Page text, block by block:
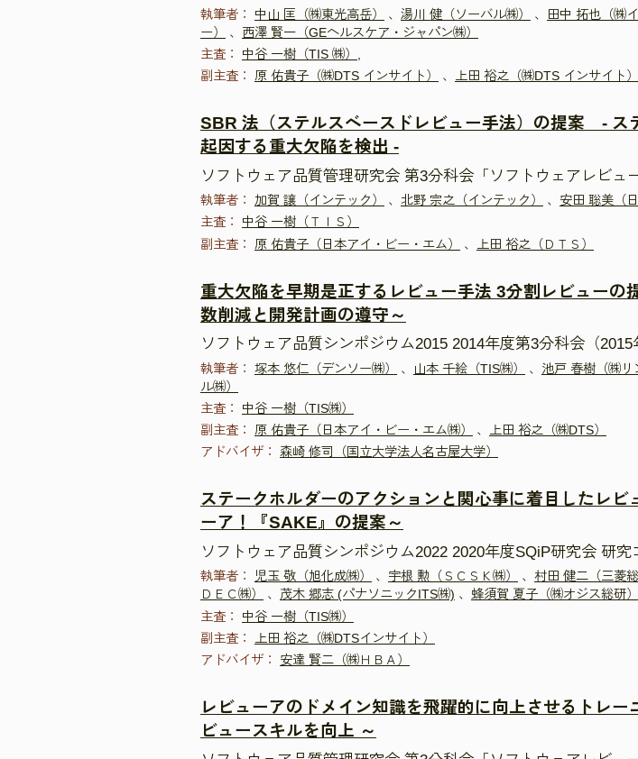
執筆者： 中山 匡（㈱東光高岳） 、 湯川 健（ソーバル㈱） 、 田中 拓也（㈱
ー）
、 西澤 賢一（GEヘルスケア・ジャパン㈱）
主査：
中谷 一樹（TIS ㈱）,
副主査：
原 佑貴子（㈱DTS インサイト） 、 上田 裕之（㈱DTS インサイト）
SBR 法（ステルスベースドレビュー手法）の提案 - ス
起因する重大欠陥を検出 -
ソフトウェア品質管理研究会 第3分科会「ソフトウェアレビュ
執筆者： 加賀 譲（インテック） 、 北野 宗之（インテック） 、 安田 聡美（
主査：
中谷 一樹（ＴＩＳ）
副主査：
原 佑貴子（日本アイ・ビー・エム） 、 上田 裕之（ＤＴＳ）
重大欠陥を早期是正するレビュー手法 3分割レビュー
数削減と開発計画の遵守～
ソフトウェア品質シンポジウム2015 2014年度第3分科会（2015
執筆者： 塚本 悠仁（デンソー㈱） 、 山本 千絵（TIS㈱） 、 池戸 春樹（㈱リ
ル㈱）
主査：
中谷 一樹（TIS㈱）
副主査：
原 佑貴子（日本アイ・ビー・エム㈱） 、
上田 裕之（㈱DTS）
アドバイザ：
森崎 修司（国立大学法人名古屋大学）
ステークホルダーのアクションと関心事に着目したレ
ーア！『SAKE』の提案～
ソフトウェア品質シンポジウム2022 2020年度SQiP研究会 研
執筆者： 児玉 敬（旭化成㈱） 、 宇根 勲（ＳＣＳＫ㈱） 、 村田 健二（三菱
ＤＥＣ㈱）
、 茂木 郷志 (パナソニックITS㈱) 、 蜂須賀 夏子（㈱オジス総研）
主査：
中谷 一樹（TIS㈱）
副主査：
上田 裕之（㈱DTSインサイト）
アドバイザ：
安達 賢二（㈱ＨＢＡ）
レビューアのドメイン知識を飛躍的に向上させるトレ
ビュースキルを向上 ～